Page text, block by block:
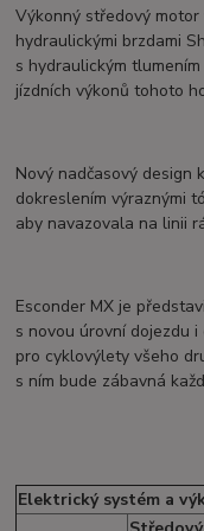
Výkonný středový motor
hydraulickými brzdami
s hydraulickým
jízdních výkonů tohoto
Nový nadčasový design
dokreslením výraznými
aby navazovala na linii
Esconder MX je
s novou úrovní dojezdu
pro cyklovýlety všeho
s ním bude zábavná
Elektrický systém a